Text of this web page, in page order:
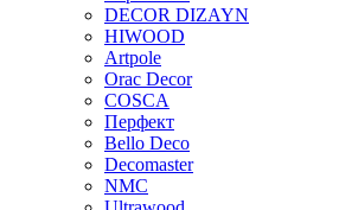
DECOR DIZAYN
HIWOOD
Artpole
Orac Decor
COSCA
Перфект
Bello Deco
Decomaster
NMС